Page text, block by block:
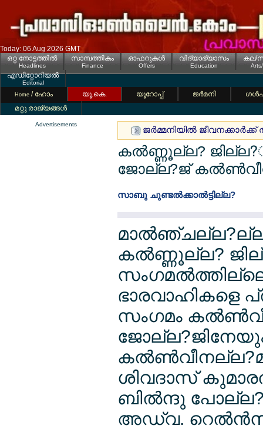
Today: 06 Aug 2026 GMT
ഒറ്റ നോട്ടത്തില്‍
Headlines
സാമ്പത്തികം
Finance
ഓഫറുകള്‍
Offers
വിദ്യാഭ്യാസം
Education
കല/
എഡിറ്റോറിയല്‍
Editorial
Home / ഹോം യൂ.കെ. യൂറോപ്പ് ജര്‍മനി
മറ്റു രാജ്യങ്ങള്‍
Advertisements
ജര്‍മ്മനിയില്‍
കല്‍ണ്ണൂല്ല?
ജോല്ല?ജ്
സാബു ചുണ്ടല്‍ക്കാല്‍ട്ടില്ല?
കല്‍ണ്ണൂല്ല?
ഭാരവാഹികളെ
സംഗമം
ശിവദാസ്
ബില്‍ന്ദു
അഡ്വ.